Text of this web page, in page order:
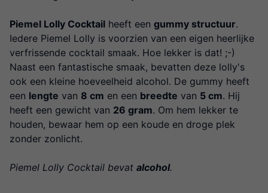
Piemel Lolly Cocktail heeft een gummy structuur.
Iedere Piemel Lolly is voorzien van een eigen heerlijke
verfrissende cocktail smaak. Hoe lekker is dat! ;-)
Naast een fantastische smaak, bevatten deze lolly's
ook een kleine hoeveelheid alcohol. De gummy heeft
een lengte van 8 cm en een breedte van 5 cm. Hij
heeft een gewicht van 26 gram. Om hem lekker te
houden, bewaar hem op een koude en droge plek
zonder zonlicht.
Piemel Lolly Cocktail bevat alcohol.